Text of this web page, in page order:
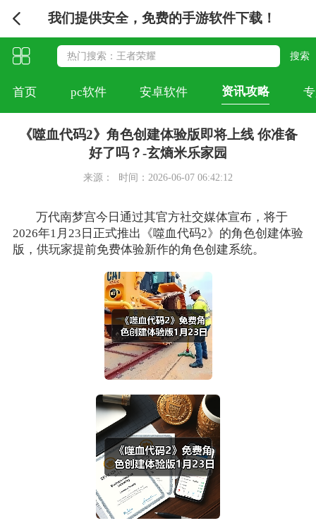
我们提供安全，免费的手游软件下载！
首页 pc软件 安卓软件 资讯攻略
《噬血代码2》角色创建体验版即将上线 你准备
好了吗？-玄熵米乐家园
来源： 时间：2026-06-07 06:42:12
万代南梦宫今日通过其官方社交媒体宣布，将于
2026年1月23日正式推出《噬血代码2》的角色创建体验
版，供玩家提前免费体验新作的角色创建系统。